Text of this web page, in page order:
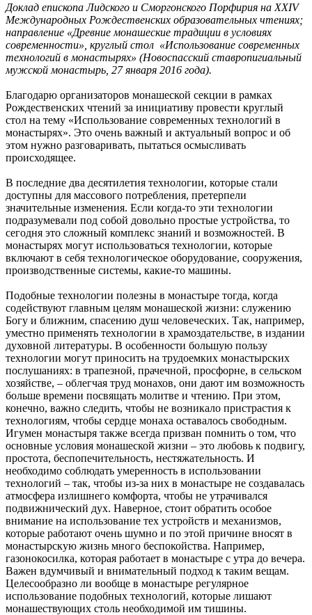
Доклад епископа Лидского и Сморгонского Порфирия на XXIV
Международных Рождественских образовательных чтениях;
направление «Древние монашеские традиции в условиях
современности», круглый стол «Использование современных
технологий в монастырях» (Новоспасский ставропигиальный
мужской монастырь, 27 января 2016 года).
Благодарю организаторов монашеской секции в рамках
Рождественских чтений за инициативу провести круглый
стол на тему «Использование современных технологий в
монастырях». Это очень важный и актуальный вопрос и об
этом нужно разговаривать, пытаться осмысливать
происходящее.
В последние два десятилетия технологии, которые стали
доступны для массового потребления, претерпели
значительные изменения. Если когда-то эти технологии
подразумевали под собой довольно простые устройства, то
сегодня это сложный комплекс знаний и возможностей. В
монастырях могут использоваться технологии, которые
включают в себя технологическое оборудование, сооружения,
производственные системы, какие-то машины.
Подобные технологии полезны в монастыре тогда, когда
содействуют главным целям монашеской жизни: служению
Богу и ближним, спасению душ человеческих. Так, например,
уместно применять технологии в храмоздательстве, в издании
духовной литературы. В особенности большую пользу
технологии могут приносить на трудоемких монастырских
послушаниях: в трапезной, прачечной, просфорне, в сельском
хозяйстве, – облегчая труд монахов, они дают им возможность
больше времени посвящать молитве и чтению. При этом,
конечно, важно следить, чтобы не возникало пристрастия к
технологиям, чтобы сердце монаха оставалось свободным.
Игумен монастыря также всегда призван помнить о том, что
основные условия монашеской жизни – это любовь к подвигу,
простота, беспопечительность, нестяжательность. И
необходимо соблюдать умеренность в использовании
технологий – так, чтобы из-за них в монастыре не создавалась
атмосфера излишнего комфорта, чтобы не утрачивался
подвижнический дух. Наверное, стоит обратить особое
внимание на использование тех устройств и механизмов,
которые работают очень шумно и по этой причине вносят в
монастырскую жизнь много беспокойства. Например,
газонокосилка, которая работает в монастыре с утра до вечера.
Важен вдумчивый и внимательный подход к таким вещам.
Целесообразно ли вообще в монастыре регулярное
использование подобных технологий, которые лишают
монашествующих столь необходимой им тишины.